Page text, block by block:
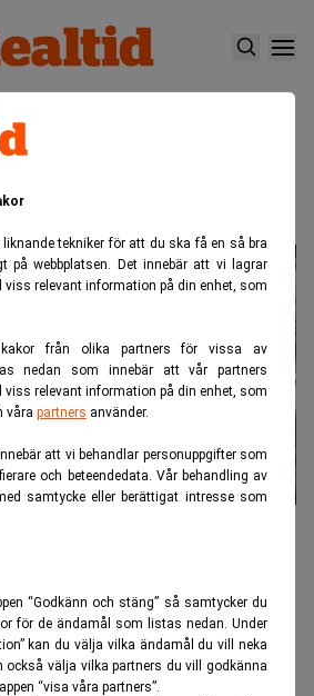
tekniker för att du ska få en så bra
på webbplatsen. Det innebär att vi lagrar
relevant information på din enhet, som
från olika partners för vissa av
nedan som innebär att vår partners
relevant information på din enhet, som
våra partners använder.
att vi behandlar personuppgifter som
och beteendedata. Vår behandling av
samtycke eller berättigat intresse som
“Godkänn och stäng” så samtycker du
för de ändamål som listas nedan. Under
kan du välja vilka ändamål du vill neka
också välja vilka partners du vill godkänna
“visa våra partners”.
Access
för Open Banking 2.0 –